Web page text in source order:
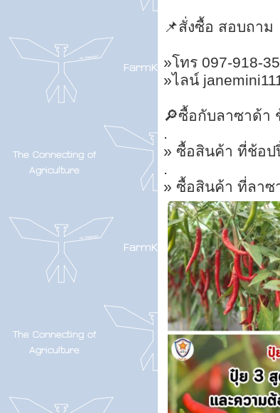
📌สั่งซื้อ สอบถาม
»โทร 097-918-
»ไลน์
🔎ซื้อกับลาซาด้า
.
» ซื้อสินค้า ที่ช้อป
.
» ซื้อสินค้า ที่ลาซ